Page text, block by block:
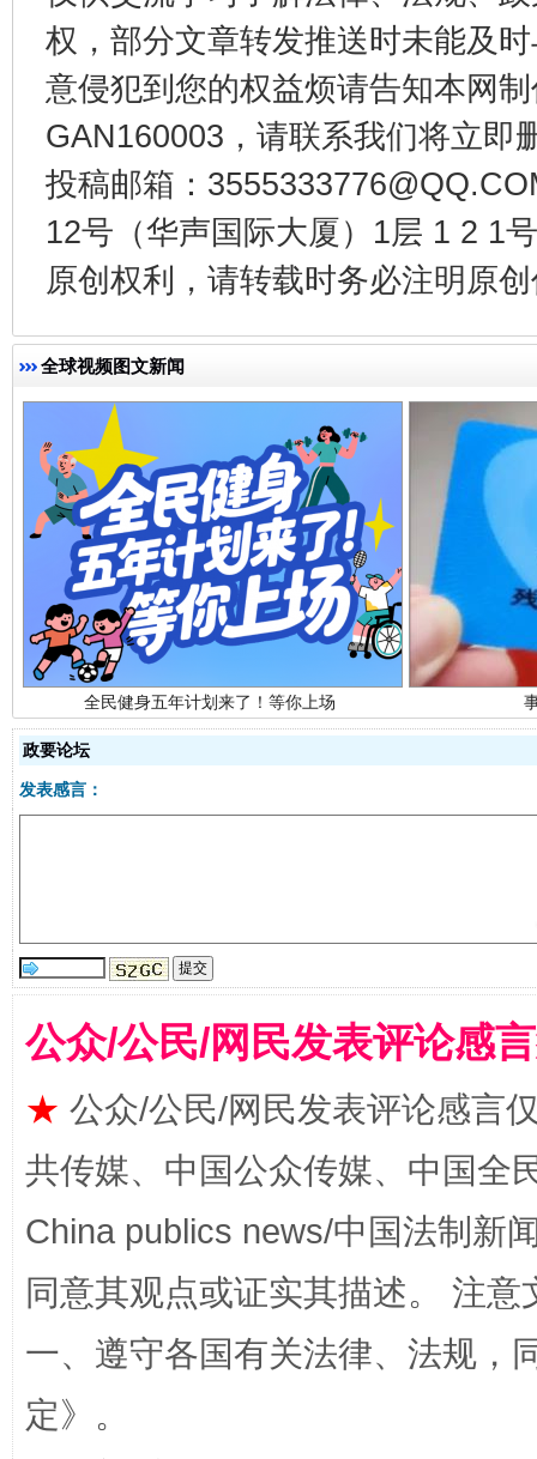
权，部分文章转发推送时未能及
意侵犯到您的权益烦请告知本网
GAN160003，请联系我们将立即
投稿邮箱：
12号（华声国际大厦）1层 1 2 1
原创权利，请转载时务必注明原
全球视频图文新闻
受贿1.44亿！段成刚被判无期 从幼
全民健身五年计划来了！等你上场
国家大学科技园优化重塑工作
政要论坛
发表感言：
公众/公民/网民发表评论感
★ 公众/公民/网民发表评论感言
共传媒、中国公众传媒、中国全
China publics news/中国法制新
同意其观点或证实其描述。 注
一、遵守各国有关法律、法规，
定》。